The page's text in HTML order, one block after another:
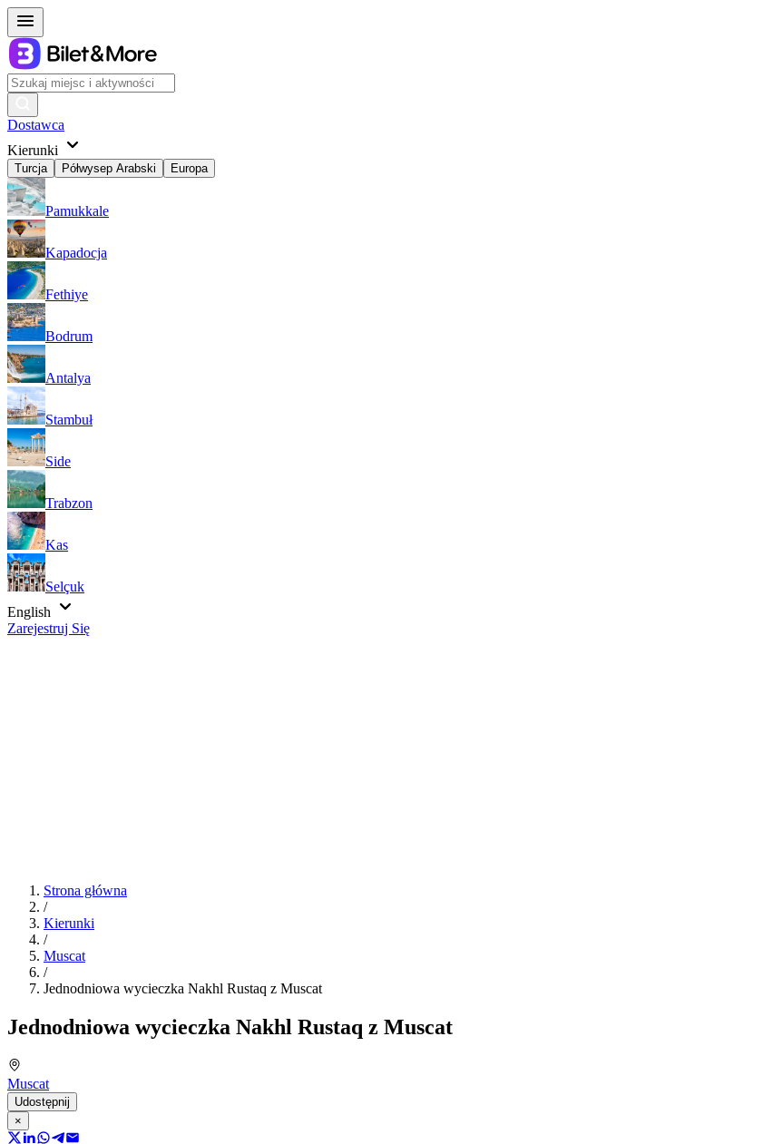
Dostawca
Kierunki
Turcja Półwysep Arabski Europa
Pamukkale
Kapadocja
Fethiye
Bodrum
Antalya
Stambuł
Side
Trabzon
Kas
Selçuk
English
Zarejestruj Się
Strona główna
/
Kierunki
/
Muscat
/
Jednodniowa wycieczka Nakhl Rustaq z Muscat
Jednodniowa wycieczka Nakhl Rustaq z Muscat
Muscat
Udostępnij
×